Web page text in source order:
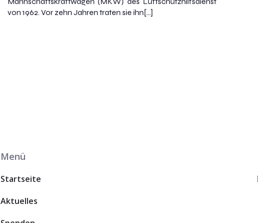
von 1962. Vor zehn Jahren traten sie ihn[…]
Menü
Startseite
Aktuelles